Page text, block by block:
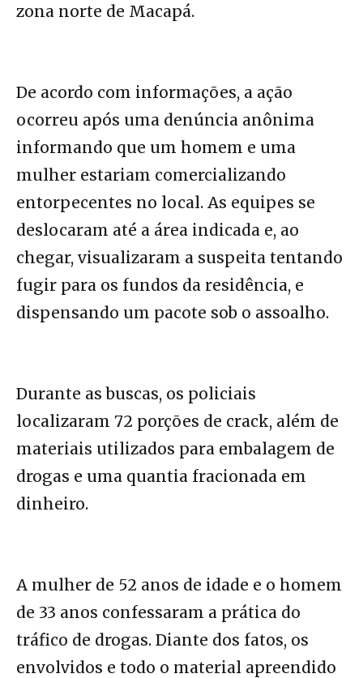
zona norte de Macapá.
De acordo com informações, a ação
ocorreu após uma denúncia anônima
informando que um homem e uma
mulher estariam comercializando
entorpecentes no local. As equipes se
deslocaram até a área indicada e, ao
chegar, visualizaram a suspeita tentando
fugir para os fundos da residência, e
dispensando um pacote sob o assoalho.
Durante as buscas, os policiais
localizaram 72 porções de crack, além de
materiais utilizados para embalagem de
drogas e uma quantia fracionada em
dinheiro.
A mulher de 52 anos de idade e o homem
de 33 anos confessaram a prática do
tráfico de drogas. Diante dos fatos, os
envolvidos e todo o material apreendido